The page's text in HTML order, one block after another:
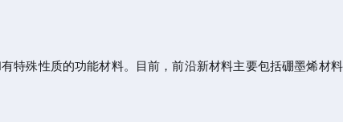
特殊性质的功能材料。目前，前沿新材料主要包括硼墨烯材